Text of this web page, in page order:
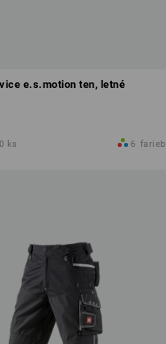
e.s.motion ten, letné
ks 6 farieb